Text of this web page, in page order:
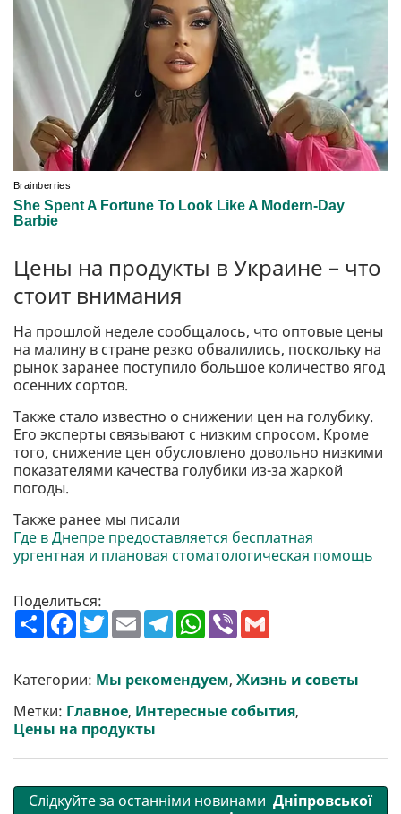
Цены на продукты в Украине – что
стоит внимания
На прошлой неделе сообщалось, что оптовые цены
на малину в стране резко обвалились, поскольку на
рынок заранее поступило большое количество ягод
осенних сортов.
Также стало известно о снижении цен на голубику.
Его эксперты связывают с низким спросом. Кроме
того, снижение цен обусловлено довольно низкими
показателями качества голубики из-за жаркой
погоды.
Также ранее мы писали
Где в Днепре предоставляется бесплатная
ургентная и плановая стоматологическая помощь
Поделиться:
П
о
р
и
т
и
F
a
b
o
o
k
T
w
t
e
r
E
m
l
T
e
g
r
a
m
W
h
s
A
p
p
V
r l
Категории: Мы рекомендуем, Жизнь и советы
Метки: Главное, Интересные события,
Цены на продукты
Слідкуйте за останніми новинами Дніпровської